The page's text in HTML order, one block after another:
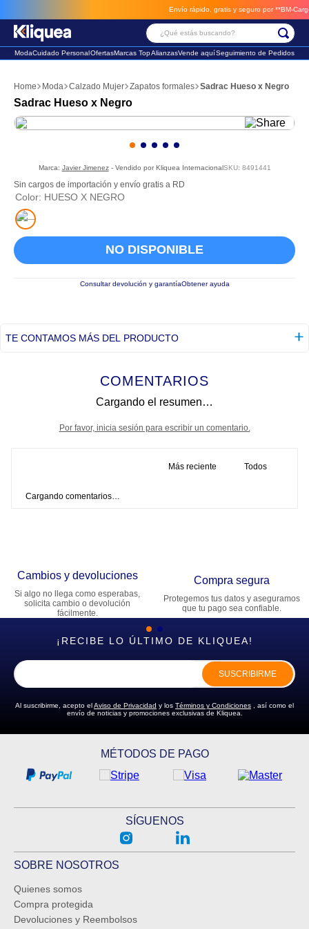
Envío rápido, gratis y seguro por **BM-Cargo**
¿Qué estás buscando?
ModaCuidado PersonalOfertasMarcas TopAlianzasVende aquíSeguimiento de Pedidos
Moda Calzado Mujer Zapatos formales Sadrac Hueso x Negro
Sadrac Hueso x Negro
Marca: Javier Jimenez - Vendido por Kliquea InternacionalSKU: 8491441
Sin cargos de importación y envío gratis a RD
Color: HUESO X NEGRO
NO DISPONIBLE
Consultar devolución y garantíaObtener ayuda
TE CONTAMOS MÁS DEL PRODUCTO
COMENTARIOS
Cargando el resumen…
Por favor, inicia sesión para escribir un comentario.
Más reciente Todos
Cargando comentarios…
Cambios y devoluciones
Si algo no llega como esperabas,
solicita cambio o devolución
fácilmente.
Compra segura
Protegemos tus datos y aseguramos
que tu pago sea confiable.
¡RECIBE LO ÚLTIMO DE KLIQUEA!
SUSCRIBIRME
Al suscribirme, acepto elAviso de Privacidad y los Términos y Condiciones , así como el
envío de noticias y promociones exclusivas de Kliquea.
MÉTODOS DE PAGO
SÍGUENOS
SOBRE NOSOTROS
Quienes somos
Compra protegida
Devoluciones y Reembolsos
2. sandalia